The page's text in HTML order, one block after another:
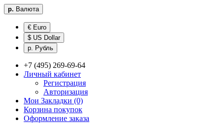
р. Валюта
€ Euro
$ US Dollar
р. Рубль
+7 (495) 269-69-64
Личный кабинет
Регистрация
Авторизация
Мои Закладки (0)
Корзина покупок
Оформление заказа